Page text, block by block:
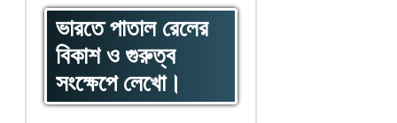
ভারতে পাতাল রেলের
বিকাশ ও গুরুত্ব
সংক্ষেপে লেখো।